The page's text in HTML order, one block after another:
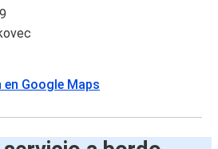
Google Maps